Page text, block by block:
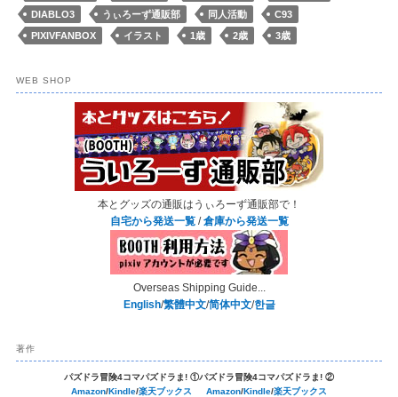
DIABLO3 うぃろーず通販部 同人活動
C93
PIXIVFANBOX
イラスト 1歳 2歳 3歳
WEB SHOP
本とグッズの通販はうぃろーず通販部で！
自宅から発送一覧/倉庫から発送一覧
Overseas Shipping Guide...
English/繁體中文/简体中文/한글
著作
パズドラ冒険4コマパズドラま! ①
Amazon/Kindle/楽天ブックス
パズドラ冒険4コマパズドラま! ②
Amazon/Kindle/楽天ブックス